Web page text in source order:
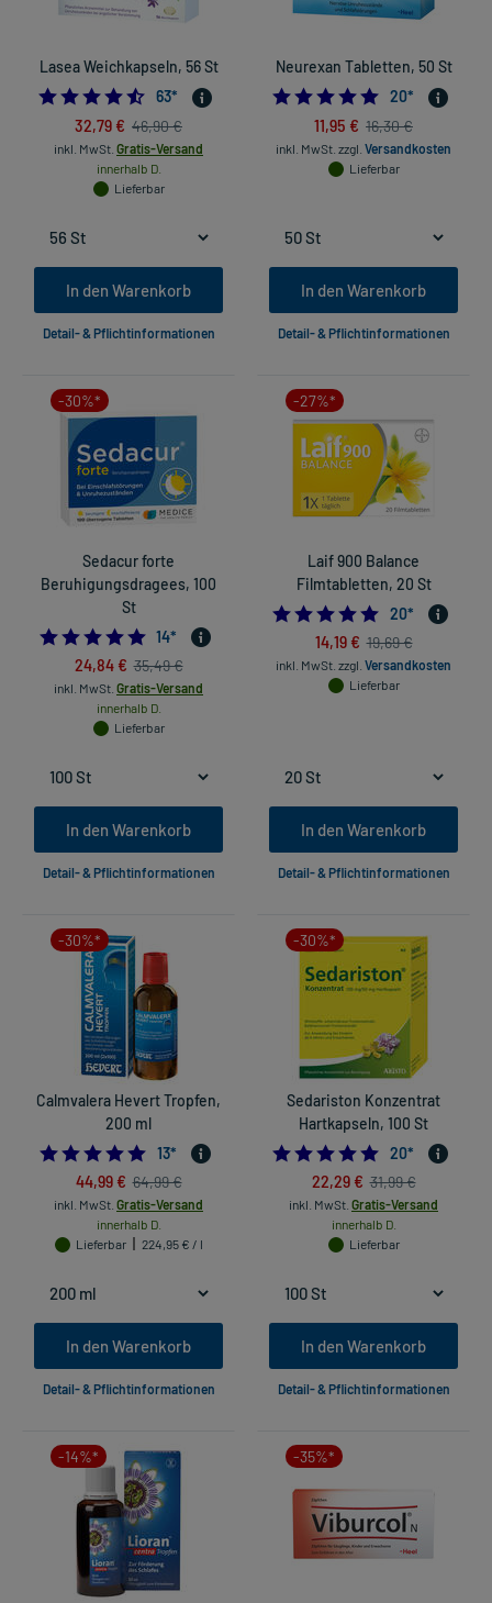
Lasea Weichkapseln, 56 St
4.507936507936508
63*
32,79 € 46,90 €
inkl. MwSt. Gratis-Versand
innerhalb D.
Lieferbar
In den Warenkorb
Detail- & Pflichtinformationen
Neurexan Tabletten, 50 St
4.95
20*
11,95 € 16,30 €
inkl. MwSt. zzgl. Versandkosten
Lieferbar
In den Warenkorb
Detail- & Pflichtinformationen
-30%*
Sedacur forte
Beruhigungsdragees, 100
St
5.0
14*
24,84 € 35,49 €
inkl. MwSt. Gratis-Versand
innerhalb D.
Lieferbar
In den Warenkorb
Detail- & Pflichtinformationen
-27%*
Laif 900 Balance
Filmtabletten, 20 St
5.0
20*
14,19 € 19,69 €
inkl. MwSt. zzgl. Versandkosten
Lieferbar
In den Warenkorb
Detail- & Pflichtinformationen
-30%*
Calmvalera Hevert Tropfen,
200 ml
4.923076923076923
13*
44,99 € 64,99 €
inkl. MwSt. Gratis-Versand
innerhalb D.
Lieferbar
224,95 € / l
In den Warenkorb
Detail- & Pflichtinformationen
-30%*
Sedariston Konzentrat
Hartkapseln, 100 St
4.8
20*
22,29 € 31,99 €
inkl. MwSt. Gratis-Versand
innerhalb D.
Lieferbar
In den Warenkorb
Detail- & Pflichtinformationen
-14%* -35%*